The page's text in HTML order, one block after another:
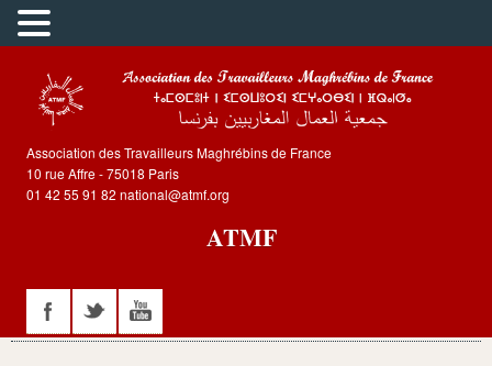
Association des Travailleurs Maghrébins de France
10 rue Affre - 75018 Paris
01 42 55 91 82 national@atmf.org
ATMF